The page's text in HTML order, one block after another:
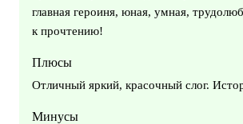
главная героиня, юная, умная,
к прочтению!
Плюсы
Отличный яркий, красочный слог.
Минусы